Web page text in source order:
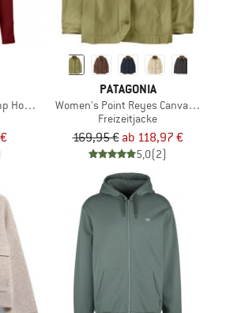
Hooded Jacket
PATAGONIA
Women's Point Reyes Canvas Coat
Freizeitjacke
169,95 € ab 118,97 €
5,0(2)